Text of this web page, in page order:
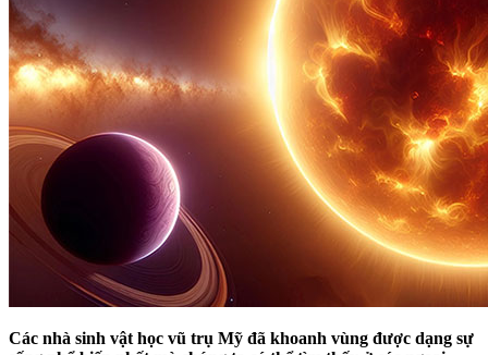
Các nhà sinh vật học vũ trụ Mỹ đã khoanh vùng được dạng sự